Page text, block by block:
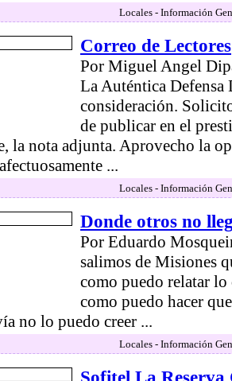
Locales - Información
Correo de Lectores
Por Miguel Angel
La Auténtica Defensa
consideración.
de publicar en el
la nota adjunta. Aprovecho la
...
Locales - Información
Donde otros no
Por Eduardo
salimos de Misiones
como puedo relatar
como puedo hacer
no lo puedo creer ...
Locales - Información